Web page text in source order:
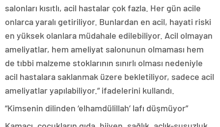
salonları kısıtlı, acil hastalar çok fazla. Her gün acile
onlarca yaralı getiriliyor. Bunlardan en acil, hayati riski
en yüksek olanlara müdahale edilebiliyor. Acil olmayan
ameliyatlar, hem ameliyat salonunun olmaması hem
de tıbbi malzeme stoklarının sınırlı olması nedeniyle
acil hastalara saklanmak üzere bekletiliyor, sadece acil
ameliyatlar yapılabiliyor.” ifadelerini kullandı.
“Kimsenin dilinden ‘elhamdülillah’ lafı düşmüyor”